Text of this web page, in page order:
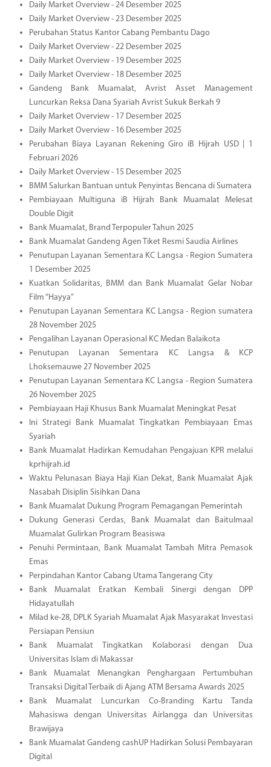
Daily Market Overview - 24 Desember 2025
Daily Market Overview - 23 Desember 2025
Perubahan Status Kantor Cabang Pembantu Dago
Daily Market Overview - 22 Desember 2025
Daily Market Overview - 19 Desember 2025
Daily Market Overview - 18 Desember 2025
Gandeng Bank Muamalat, Avrist Asset Management
Luncurkan Reksa Dana Syariah Avrist Sukuk Berkah 9
Daily Market Overview - 17 Desember 2025
Daily Market Overview - 16 Desember 2025
Perubahan Biaya Layanan Rekening Giro iB Hijrah USD | 1
Februari 2026
Daily Market Overview - 15 Desember 2025
BMM Salurkan Bantuan untuk Penyintas Bencana di Sumatera
Pembiayaan Multiguna iB Hijrah Bank Muamalat Melesat
Double Digit
Bank Muamalat, Brand Terpopuler Tahun 2025
Bank Muamalat Gandeng Agen Tiket Resmi Saudia Airlines
Penutupan Layanan Sementara KC Langsa - Region Sumatera
1 Desember 2025
Kuatkan Solidaritas, BMM dan Bank Muamalat Gelar Nobar
Film “Hayya”
Penutupan Layanan Sementara KC Langsa - Region sumatera
28 November 2025
Pengalihan Layanan Operasional KC Medan Balaikota
Penutupan Layanan Sementara KC Langsa & KCP
Lhoksemauwe 27 November 2025
Penutupan Layanan Sementara KC Langsa - Region Sumatera
26 November 2025
Pembiayaan Haji Khusus Bank Muamalat Meningkat Pesat
Ini Strategi Bank Muamalat Tingkatkan Pembiayaan Emas
Syariah
Bank Muamalat Hadirkan Kemudahan Pengajuan KPR melalui
kprhijrah.id
Waktu Pelunasan Biaya Haji Kian Dekat, Bank Muamalat Ajak
Nasabah Disiplin Sisihkan Dana
Bank Muamalat Dukung Program Pemagangan Pemerintah
Dukung Generasi Cerdas, Bank Muamalat dan Baitulmaal
Muamalat Gulirkan Program Beasiswa
Penuhi Permintaan, Bank Muamalat Tambah Mitra Pemasok
Emas
Perpindahan Kantor Cabang Utama Tangerang City
Bank Muamalat Eratkan Kembali Sinergi dengan DPP
Hidayatullah
Milad ke-28, DPLK Syariah Muamalat Ajak Masyarakat Investasi
Persiapan Pensiun
Bank Muamalat Tingkatkan Kolaborasi dengan Dua
Universitas Islam di Makassar
Bank Muamalat Menangkan Penghargaan Pertumbuhan
Transaksi Digital Terbaik di Ajang ATM Bersama Awards 2025
Bank Muamalat Luncurkan Co-Branding Kartu Tanda
Mahasiswa dengan Universitas Airlangga dan Universitas
Brawijaya
Bank Muamalat Gandeng cashUP Hadirkan Solusi Pembayaran
Digital